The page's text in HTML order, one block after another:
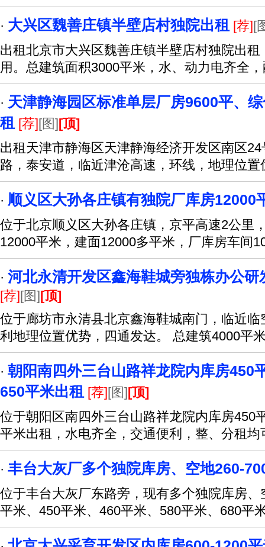
· 大兴区魏善庄镇半壁店村独院出租 [荐][
出租北京市大兴区魏善庄镇半壁店村独院出
用。总建筑面积3000平米，水、动力电齐全
· 天津静海园区标准单层厂房9600平、
租 [荐][图][顶]
出租天津市静海区天津静海经济开发区南区
路，泰安道，临近津沧高速，环线，地理位
· 顺义区大孙各庄镇有独院厂库房12000
位于北京顺义区大孙各庄镇，京平高速2公里
12000平米，建面12000多平米，厂库房车间
· 河北永清开发区鑫海鞋城旁独栋办公
[荐][图][顶]
位于廊坊市永清县北京鑫海鞋城南门，临近
利地理位置优势，四通发达。 总建筑4000平
· 朝阳南四外三台山路祥龙院内库房450
650平米出租 [荐][图][顶]
位于朝阳区南四外三台山路祥龙院内库房450
平米出租，水电齐全，交通便利，整、分租均
· 丰台大灰厂多个独院库房、空地260-
位于丰台大灰厂东路旁，现有多个独院库房
平米、450平米、460平米、580平米、680平